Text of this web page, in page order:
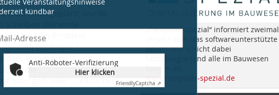
geplant, wurde
stehende
kein Problem
(Bollinger +
in diesem
die die
oder gelb oder … einfärben
Melden Sie sich jetzt an!
Hinweise: Datenschutz, Analyse, Widerruf
„Computer Spezial“ informiert zweimal
im Jahr über das softwareunterstützte
Bauen und spricht dabei
fachübergreifend alle im Bauwesen
www.computer-spezial.de